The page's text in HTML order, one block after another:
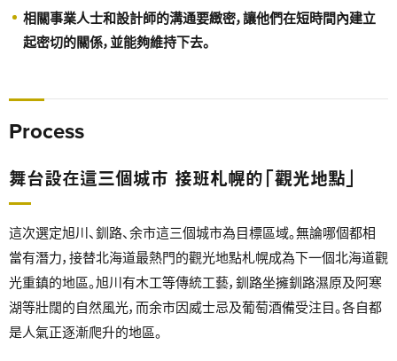
相關事業人士和設計師的溝通要緻密，讓他們在短時間內建立
起密切的關係，並能夠維持下去。
Process
舞台設在這三個城市 接班札幌的「觀光地點」
這次選定旭川、釧路、余市這三個城市為目標區域。無論哪個都相
當有潛力，接替北海道最熱門的觀光地點札幌成為下一個北海道觀
光重鎮的地區。旭川有木工等傳統工藝，釧路坐擁釧路濕原及阿寒
湖等壯闊的自然風光，而余市因威士忌及葡萄酒備受注目。各自都
是人氣正逐漸爬升的地區。